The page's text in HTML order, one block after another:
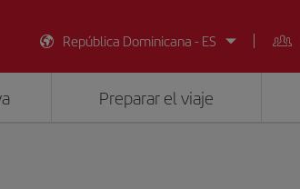
República Dominicana - ES
Preparar el viaje